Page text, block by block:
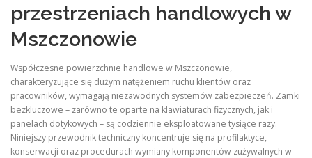
przestrzeniach handlowych w
Mszczonowie
Współczesne powierzchnie handlowe w Mszczonowie,
charakteryzujące się dużym natężeniem ruchu klientów oraz
pracowników, wymagają niezawodnych systemów zabezpieczeń. Zamki
bezkluczowe – zarówno te oparte na klawiaturach fizycznych, jak i
panelach dotykowych – są codziennie eksploatowane tysiące razy.
Niniejszy przewodnik techniczny koncentruje się na profilaktyce,
konserwacji oraz procedurach wymiany komponentów zużywalnych w